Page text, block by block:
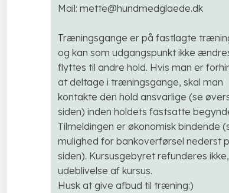
Mail: mette@hundmedglaede.dk
Træningsgange er på fastlagte
og kan som udgangspunkt ikke
flyttes til andre hold. Hvis man er
at deltage i træningsgange, skal man
kontakte den hold ansvarlige (se
siden) inden holdets fastsatte
Tilmeldingen er økonomisk bindende
mulighed for bankoverførsel nederst
siden). Kursusgebyret refunderes
udeblivelse af kursus.
Husk at give afbud til træning:)